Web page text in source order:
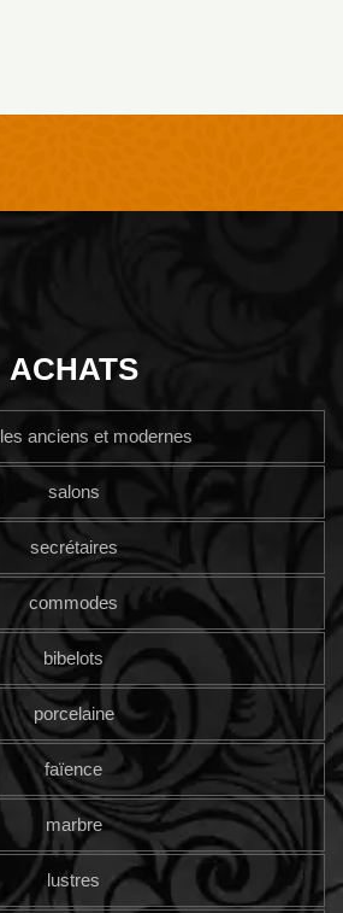
ACHATS
anciens et modernes
salons
secrétaires
commodes
bibelots
porcelaine
faïence
marbre
lustres